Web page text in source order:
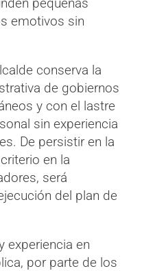
emotivos sin
conserva la
de gobiernos
y con el lastre
sin experiencia
De persistir en la
en la
será
del plan de
experiencia en
por parte de los